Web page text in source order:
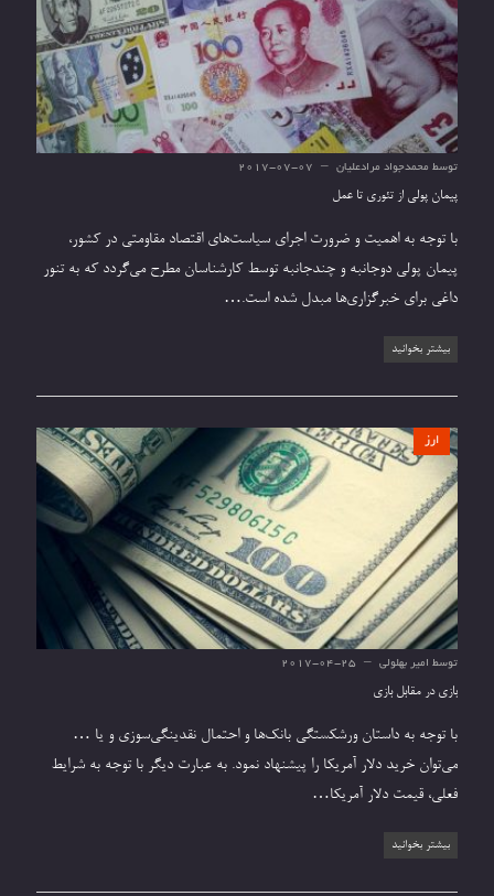
توسط محمدجواد مرادعلیان 2017-07-07
پیمان پولی از تئوری تا عمل
با توجه به اهمیت و ضرورت اجرای سیاست‌های اقتصاد مقاومتی در کشور،
پیمان‌ پولی دوجانبه و چندجانبه توسط کارشناسان مطرح می‌گردد که به تنور
داغی برای خبرگزاری‌ها مبدل شده است.…
بیشتر بخوانید
ارز
توسط امیر بهلولی 2017-04-25
بازی در مقابل بازی
با توجه به داستان ورشکستگی بانک‌ها و احتمال نقدینگی‌سوزی و یا …
می‌توان خرید دلار آمریکا را پیشنهاد نمود. به عبارت دیگر با توجه به شرایط
فعلی، قیمت دلار آمریکا…
بیشتر بخوانید